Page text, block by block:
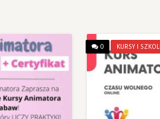
0 KURSY I